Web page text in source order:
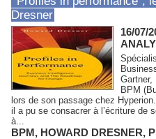
Dresner
16/07/
Gartner,
BPM
lors de son passage chez
il a pu se consacrer à l’écriture de
à...
BPM, HOWARD DRESNER,